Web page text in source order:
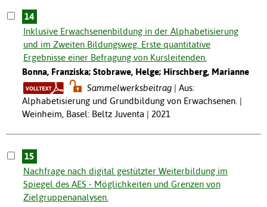
14
Inklusive Erwachsenenbildung in der Alphabetisierung
und im Zweiten Bildungsweg. Erste quantitative
Ergebnisse einer Befragung von Kursleitenden.
Bonna, Franziska; Stobrawe, Helge; Hirschberg, Marianne
Sammelwerksbeitrag
Aus:
Alphabetisierung und Grundbildung von Erwachsenen. |
Weinheim, Basel: Beltz Juventa | 2021
15
Nachfrage nach digital gestützter Weiterbildung im
Spiegel des AES - Möglichkeiten und Grenzen von
Zielgruppenanalysen.